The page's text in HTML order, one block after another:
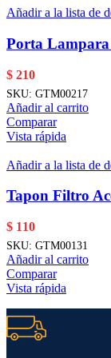
Añadir a la lista de
Porta Lampara
$ 210
SKU: GTM00217
Añadir al carrito
Comparar
Vista rápida
Añadir a la lista de
Tapon Filtro
$ 110
SKU: GTM00131
Añadir al carrito
Comparar
Vista rápida